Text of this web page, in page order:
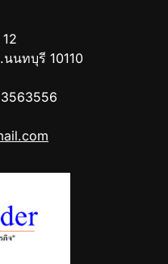
นทบุรี 10110
3563556